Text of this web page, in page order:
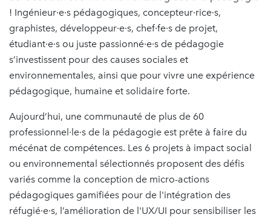
! Ingénieur·e·s pédagogiques, concepteur·rice·s,
graphistes, développeur·e·s, chef·fe·s de projet,
étudiant·e·s ou juste passionné·e·s de pédagogie
s’investissent pour des causes sociales et
environnementales, ainsi que pour vivre une expérience
pédagogique, humaine et solidaire forte.
Aujourd’hui, une communauté de plus de 60
professionnel·le·s de la pédagogie est prête à faire du
mécénat de compétences. Les 6 projets à impact social
ou environnemental sélectionnés proposent des défis
variés comme la conception de micro-actions
pédagogiques gamifiées pour de l'intégration des
réfugié·e·s, l’amélioration de l'UX/UI pour sensibiliser les